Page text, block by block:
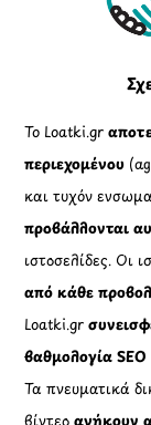
Το Loatki.gr
περιεχομένου
και τυχόν
προβάλλονται
ιστοσελίδες. Οι
από κάθε
Loatki.gr
βαθμολογία SEO
Τα πνευματικά
βίντεοανήκουν